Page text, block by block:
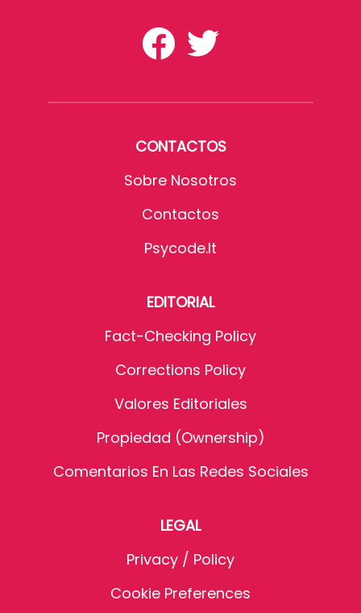
CONTACTOS
Sobre Nosotros
Contactos
Psycode.it
EDITORIAL
Fact-Checking Policy
Corrections Policy
Valores Editoriales
Propiedad (Ownership)
Comentarios En Las Redes Sociales
LEGAL
Privacy / Policy
Cookie Preferences